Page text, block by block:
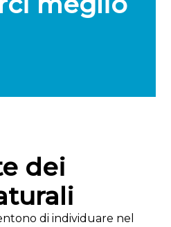
dei
di individuare nel